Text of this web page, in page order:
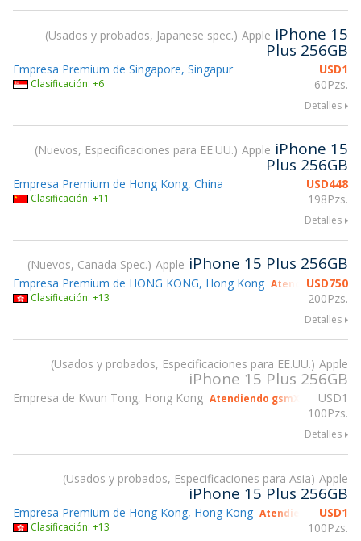
Usados y probados, Japanese spec. Apple iPhone 15
Plus 256GB
USD1
60Pzs.
Empresa Premium de Singapore, Singapur
Clasificación: +6
Detalles
Nuevos, Especificaciones para EE.UU. Apple iPhone 15
Plus 256GB
USD448
198Pzs.
Empresa Premium de Hong Kong, China
Clasificación: +11
Detalles
Nuevos, Canada Spec. Apple iPhone 15 Plus 256GB
USD750
200Pzs.
Empresa Premium de HONG KONG, Hong Kong Atendiendo
Clasificación: +13
Detalles
Usados y probados, Especificaciones para EE.UU. Apple
iPhone 15 Plus 256GB
USD1
100Pzs.
Empresa de Kwun Tong, Hong Kong Atendiendo gsmX Hong Kong
Detalles
Usados y probados, Especificaciones para Asia Apple
iPhone 15 Plus 256GB
USD1
100Pzs.
Empresa Premium de Hong Kong, Hong Kong Atendiendo gsmX
Clasificación: +13